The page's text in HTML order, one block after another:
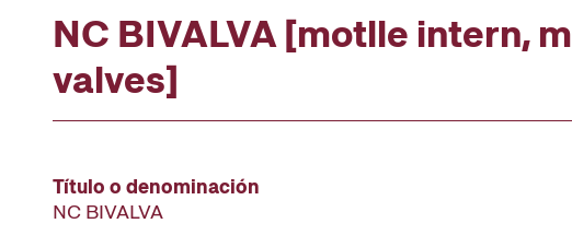
NC BIVALVA [motlle intern,
valves]
Título o denominación
NC BIVALVA